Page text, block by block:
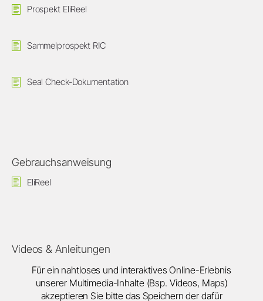
Prospekt EliReel
Sammelprospekt RIC
Seal Check-Dokumentation
Gebrauchsanweisung
EliReel
Videos & Anleitungen
Für ein nahtloses und interaktives Online-Erlebnis
unserer Multimedia-Inhalte (Bsp. Videos, Maps)
akzeptieren Sie bitte das Speichern der dafür